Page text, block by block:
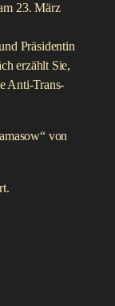
23. März
Präsidentin
erzählt Sie,
Anti-Trans-
von